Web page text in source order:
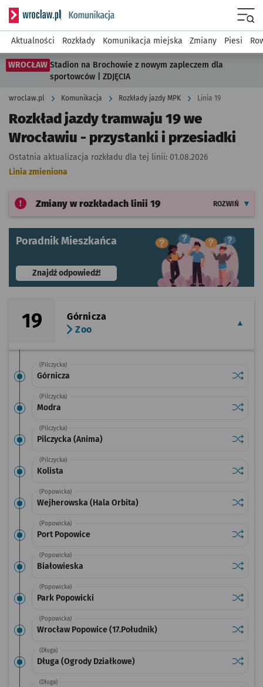
Serwis informacyjny wroclaw.pl podserwis: Komunikacja
Aktualności Rozkłady Komunikacja miejska Zmiany Piesi
WROCŁAW Stadion na Brochowie z nowym zapleczem dla
sportowców | ZDJĘCIA
wroclaw.pl Komunikacja Rozkłady jazdy MPK Linia 19
Rozkład jazdy tramwaju 19 we
Wrocławiu - przystanki i przesiadki
Ostatnia aktualizacja rozkładu dla tej linii: 01.08.2026
Linia zmieniona
Zmiany w rozkładach linii 19 ROZWIŃ
Poradnik Mieszkańca
Znajdź odpowiedź!- otworzy się w nowej karcie
19
Górnicza
Zoo
(Pilczycka)
Górnicza
(Pilczycka)
Modra
(Pilczycka)
Pilczycka (Anima)
(Pilczycka)
Kolista
(Popowicka)
Wejherowska (Hala Orbita)
(Popowicka)
Port Popowice
(Popowicka)
Białowieska
(Popowicka)
Park Popowicki
(Popowicka)
Wrocław Popowice (17.Południk)
(Długa)
Długa (Ogrody Działkowe)
(Długa)